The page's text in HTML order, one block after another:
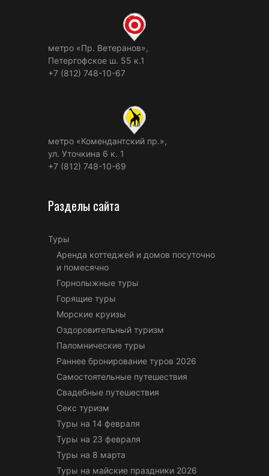
метро «Пр. Ветеранов»,
Петергофское ш. 55 к.1
+7 (812) 748-10-67
метро «Комендантский пр.»,
ул. Уточкина 6 к. 1
+7 (812) 748-10-69
Разделы сайта
Туры
Аренда коттеджей и домов посуточно
и помесячно
Горнолыжные туры
Горящие туры
Морские круизы
Оздоровительный туризм
Паломнические туры
Раннее бронирование туров 2026
Самостоятельные путешествия
Свадебные путешествия
Секс туризм
Туры на 14 февраля
Туры на 23 февраля
Туры на 8 марта
Туры на майские праздники 2026